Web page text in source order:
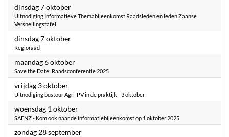
dinsdag 7 oktober2025
Uitnodiging Informatieve Themabijeenkomst Raadsleden en leden Zaanse
Versnellingstafel
dinsdag 7 oktober2025
Regioraad
maandag 6 oktober2025
Save the Date: Raadsconferentie 2025
vrijdag 3 oktober2025
Uitnodiging bustour Agri-PV in de praktijk - 3 oktober
woensdag 1 oktober2025
SAENZ - Kom ook naar de informatiebijeenkomst op 1 oktober 2025
zondag 28 september2025